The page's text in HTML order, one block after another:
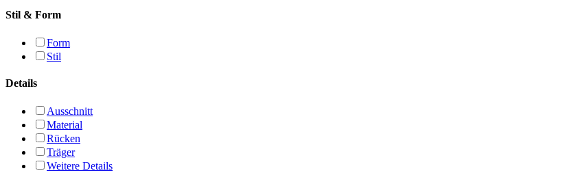
Stil & Form
Form
Stil
Details
Ausschnitt
Material
Rücken
Träger
Weitere Details